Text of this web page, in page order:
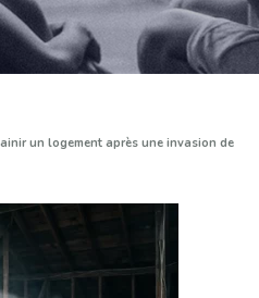
un logement après une invasion de